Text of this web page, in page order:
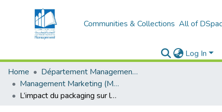
Communities & Collections All of
Log In
Home
Département Management et Entrepreneuriat
Management Marketing (MM)
L’impact du packaging sur la décision d’achat des consommateurs: cas boisson fruitées classique de 2L de Ramy Food company